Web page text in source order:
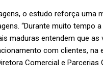
o estudo reforça uma
“Durante muito tempo
maduras entendem que
com clientes, na
Comercial e Parcerias